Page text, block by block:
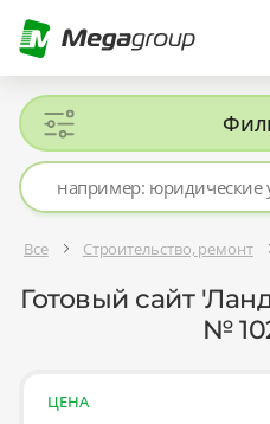
Все Строительство, ремонт
Готовый сайт
№
ЦЕНА